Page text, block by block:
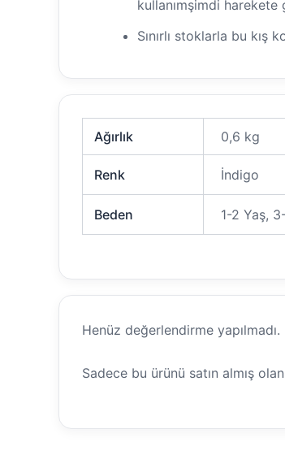
kullanımşimdi harekete
Sınırlı stoklarla bu kış
Ağırlık 0,6 kg
Renk İndigo
Beden 1-2 Yaş,
Henüz değerlendirme yapılmadı.
Sadece bu ürünü satın almış